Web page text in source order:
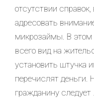
отсутствии
адресовать
микрозаймы. В этом
всего вид на
установить штучка
перечислят деньги.
гражданину следует